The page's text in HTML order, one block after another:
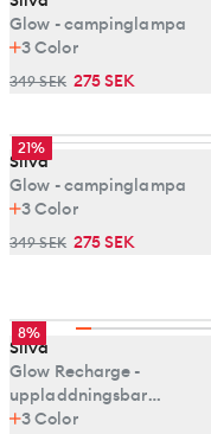
Glow - campinglampa
3Color
349 SEK 275 SEK
21%
Silva
Glow - campinglampa
3Color
349 SEK 275 SEK
8%
Silva
Glow Recharge -
uppladdningsbar
campinglampa
3Color